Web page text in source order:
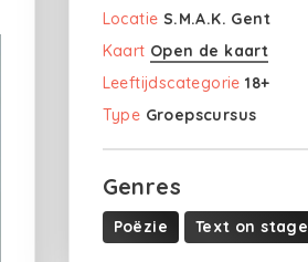
Locatie S.M.A.K. Gent
Kaart Open de kaart
Leeftijdscategorie 18+
Type Groepscursus
Genres
Poëzie Text on stage